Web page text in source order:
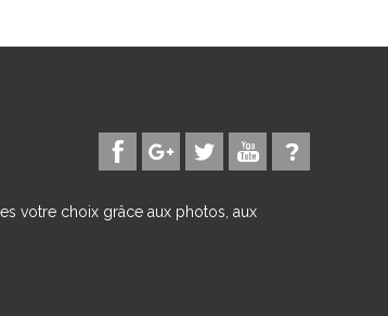
votre choix grâce aux photos, aux